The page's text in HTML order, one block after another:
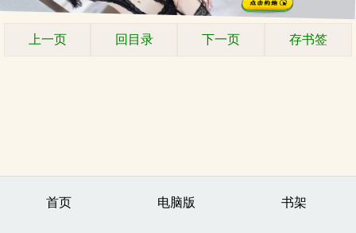
上一页 回目录 下一页 存书签
首页 电脑版 书架